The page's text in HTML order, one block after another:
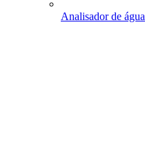
Analisador de água